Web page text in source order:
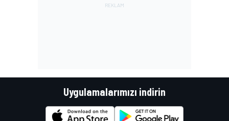
Uygulamalarımızı indirin